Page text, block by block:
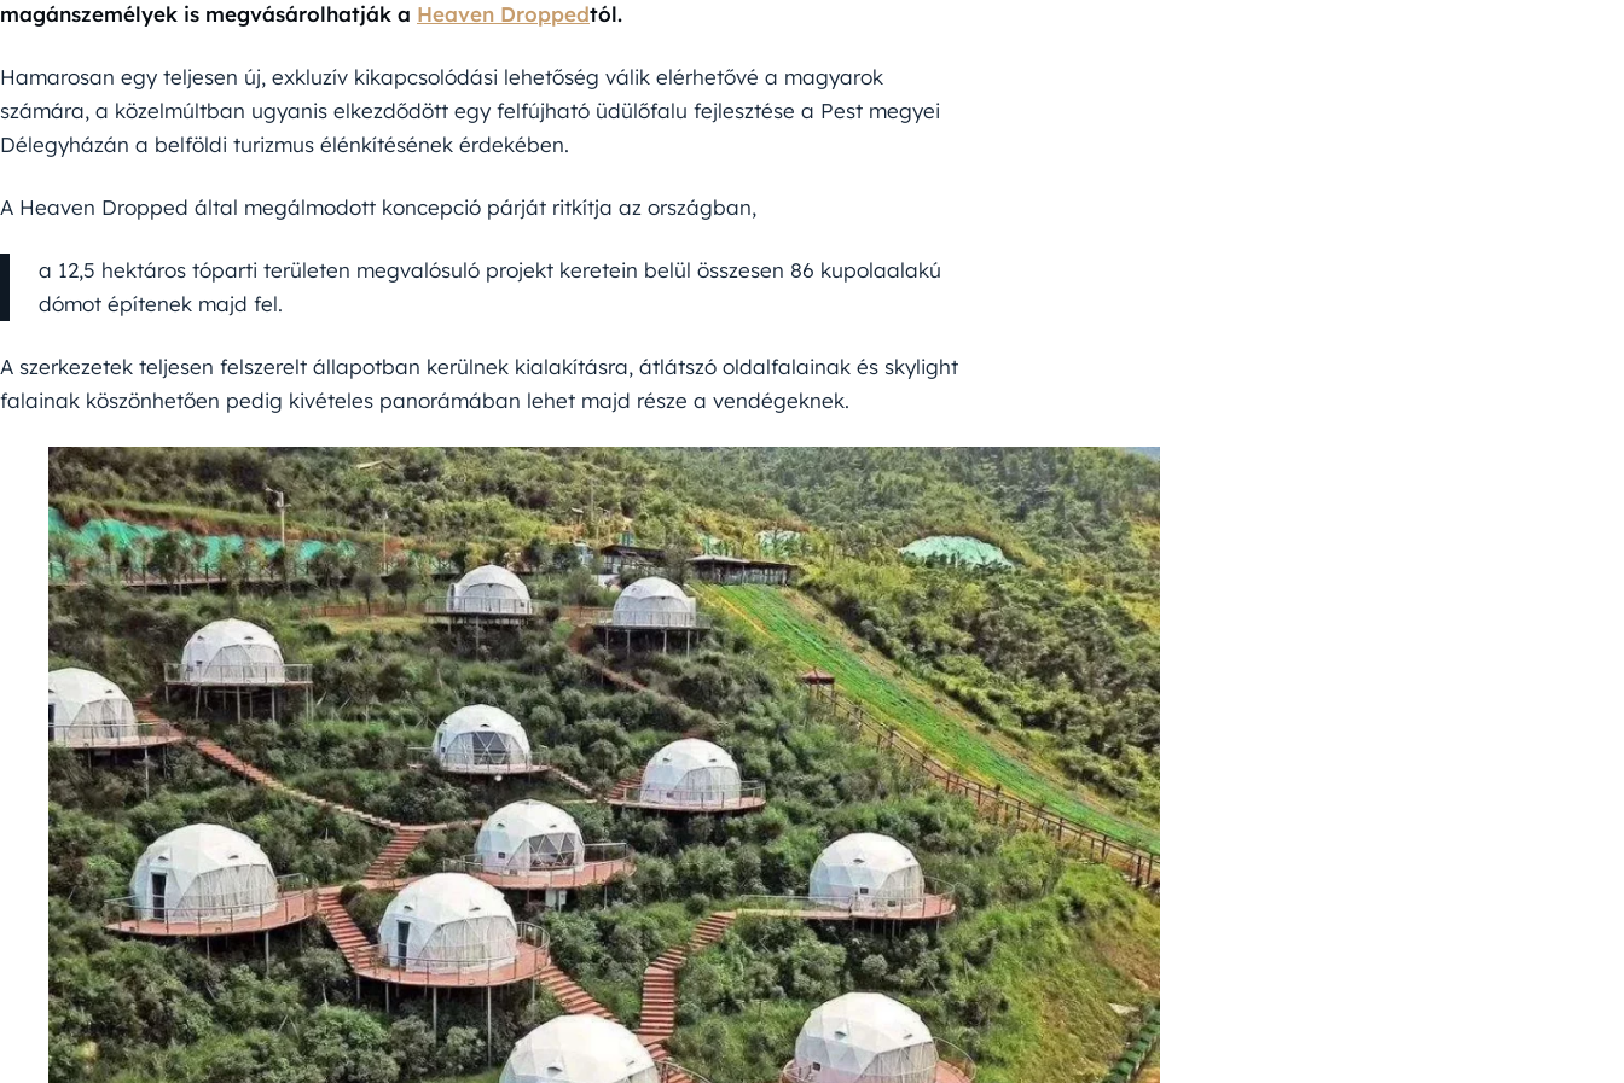
magánszemélyek is megvásárolhatják a Heaven Droppedtól.
Hamarosan egy teljesen új, exkluzív kikapcsolódási lehetőség válik elérhetővé a magyarok
számára, a közelmúltban ugyanis elkezdődött egy felfújható üdülőfalu fejlesztése a Pest megyei
Délegyházán a belföldi turizmus élénkítésének érdekében.
A Heaven Dropped által megálmodott koncepció párját ritkítja az országban,
a 12,5 hektáros tóparti területen megvalósuló projekt keretein belül összesen 86 kupolaalakú
dómot építenek majd fel.
A szerkezetek teljesen felszerelt állapotban kerülnek kialakításra, átlátszó oldalfalainak és skylight
falainak köszönhetően pedig kivételes panorámában lehet majd része a vendégeknek.